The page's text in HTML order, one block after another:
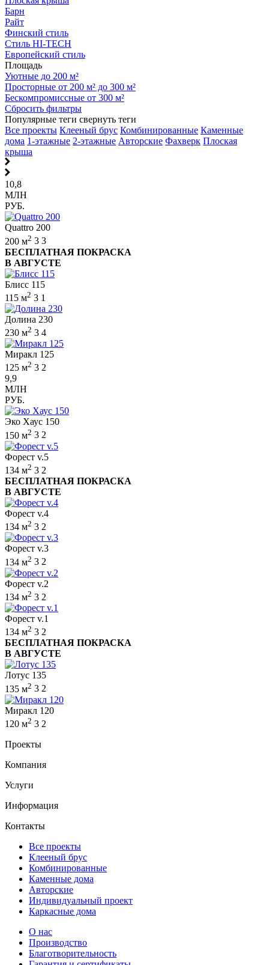
Барн
Райт
Финский стиль
Стиль HI-TECH
Европейский стиль
Площадь
Уютные до 200 м²
Просторные от 200 м² до 300 м²
Бескомпромиссные от 300 м²
Сбросить фильтры
Популярные теги свернуть теги
Все проекты Клееный брус Комбинированные Каменные
дома 1-этажные 2-этажные Авторские Фахверк Плоская
крыша
10,8
МЛН
РУБ.
Quattro 200
200 м2 3 3
БЕСПЛАТНАЯ ПОКРАСКА
В АВГУСТЕ
Блисс 115
115 м2 3 1
Долина 230
230 м2 3 4
Миракл 125
125 м2 3 2
9,9
МЛН
РУБ.
Эко Хаус 150
150 м2 3 2
Форест v.5
134 м2 3 2
БЕСПЛАТНАЯ ПОКРАСКА
В АВГУСТЕ
Форест v.4
134 м2 3 2
Форест v.3
134 м2 3 2
Форест v.2
134 м2 3 2
Форест v.1
134 м2 3 2
БЕСПЛАТНАЯ ПОКРАСКА
В АВГУСТЕ
Лотус 135
135 м2 3 2
Миракл 120
120 м2 3 2
Проекты
Компания
Услуги
Информация
Контакты
Все проекты
Клееный брус
Комбинированные
Каменные дома
Авторские
Индивидуальный проект
Каркасные дома
О нас
Производство
Благотворительность